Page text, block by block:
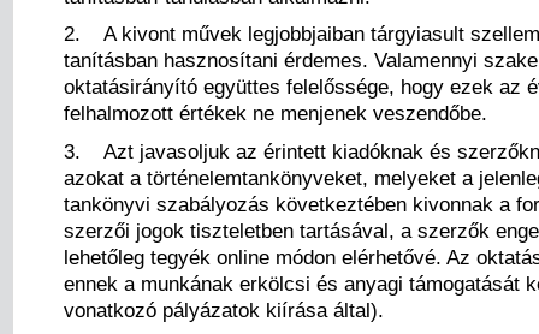
2. A kivont művek legjobbjaiban tárgyiasult
tanításban hasznosítani érdemes. Valamennyi
oktatásirányító együttes felelőssége, hogy ezek az
felhalmozott értékek ne menjenek veszendőbe.
3. Azt javasoljuk az érintett kiadóknak és
azokat a történelemtankönyveket, melyeket a
tankönyvi szabályozás következtében kivonnak a
szerzői jogok tiszteletben tartásával, a szerzők
lehetőleg tegyék online módon elérhetővé. Az
ennek a munkának erkölcsi és anyagi támogatását
vonatkozó pályázatok kiírása által).